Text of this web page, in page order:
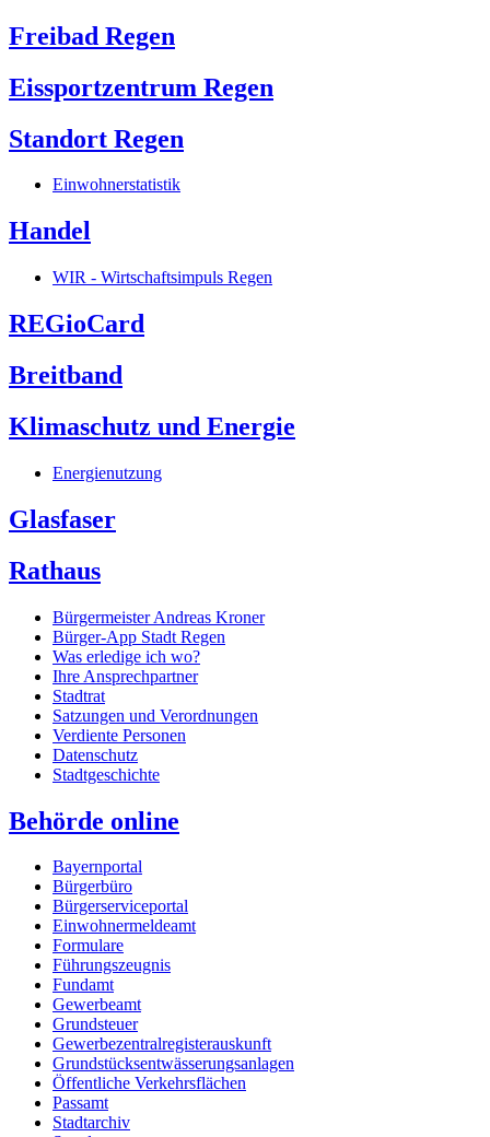
Freibad Regen
Eissportzentrum Regen
Standort Regen
Einwohnerstatistik
Handel
WIR - Wirtschaftsimpuls Regen
REGioCard
Breitband
Klimaschutz und Energie
Energienutzung
Glasfaser
Rathaus
Bürgermeister Andreas Kroner
Bürger-App Stadt Regen
Was erledige ich wo?
Ihre Ansprechpartner
Stadtrat
Satzungen und Verordnungen
Verdiente Personen
Datenschutz
Stadtgeschichte
Behörde online
Bayernportal
Bürgerbüro
Bürgerserviceportal
Einwohnermeldeamt
Formulare
Führungszeugnis
Fundamt
Gewerbeamt
Grundsteuer
Gewerbezentralregisterauskunft
Grundstücksentwässerungsanlagen
Öffentliche Verkehrsflächen
Passamt
Stadtarchiv